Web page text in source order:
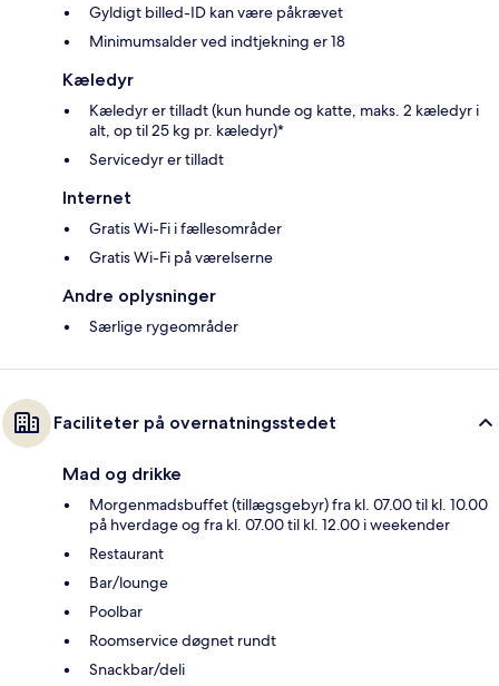
Gyldigt billed-ID kan være påkrævet
Minimumsalder ved indtjekning er 18
Kæledyr
Kæledyr er tilladt (kun hunde og katte, maks. 2 kæledyr i
alt, op til 25 kg pr. kæledyr)*
Servicedyr er tilladt
Internet
Gratis Wi-Fi i fællesområder
Gratis Wi-Fi på værelserne
Andre oplysninger
Særlige rygeområder
Faciliteter på overnatningsstedet
Mad og drikke
Morgenmadsbuffet (tillægsgebyr) fra kl. 07.00 til kl. 10.00
på hverdage og fra kl. 07.00 til kl. 12.00 i weekender
Restaurant
Bar/lounge
Poolbar
Roomservice døgnet rundt
Snackbar/deli